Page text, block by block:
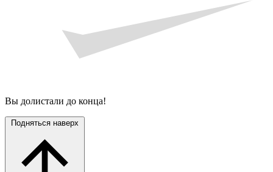
Вы долистали до конца!